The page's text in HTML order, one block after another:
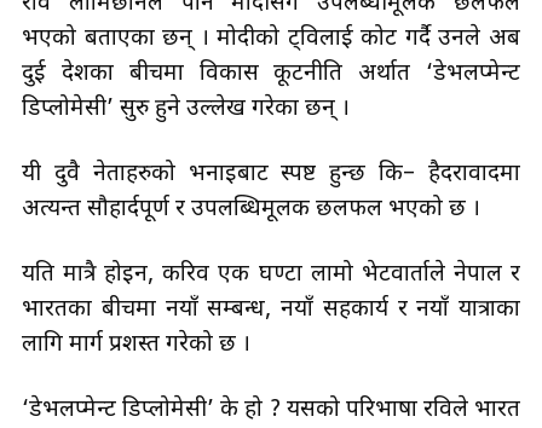
भएको बताएका छन् । मोदीको ट्विलाई कोट गर्दै उनले अब
दुई देशका बीचमा विकास कूटनीति अर्थात ‘डेभलप्मेन्ट
डिप्लोमेसी’ सुरु हुने उल्लेख गरेका छन् ।
यी दुवै नेताहरुको भनाइबाट स्पष्ट हुन्छ कि– हैदरावादमा
अत्यन्त सौहार्दपूर्ण र उपलब्धिमूलक छलफल भएको छ ।
यति मात्रै होइन, करिव एक घण्टा लामो भेटवार्ताले नेपाल र
भारतका बीचमा नयाँ सम्बन्ध, नयाँ सहकार्य र नयाँ यात्राका
लागि मार्ग प्रशस्त गरेको छ ।
‘डेभलप्मेन्ट डिप्लोमेसी’ के हो ? यसको परिभाषा रविले भारत